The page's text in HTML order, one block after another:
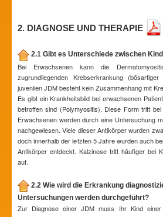
2. DIAGNOSE UND THERAPIE
2.1 Gibt es Unterschiede zwischen
Bei Erwachsenen kann die
zugrundliegenden Krebserkrankung
juvenilen JDM besteht kein Zusammenhang mit
Es gibt ein Krankheitsbild bei erwachsenen
betroffen sind (Polymyositis). Diese Form tritt
Erwachsenen werden durch eine Untersuchung
nachgewiesen. Viele dieser Antikörper wurden
doch innerhalb der letzten 5 Jahre wurden auch
Antikörper entdeckt. Kalzinose tritt häufiger bei
auf.
2.2 Wie wird die Erkrankung
Untersuchungen werden durchgeführt?
Zur Diagnose einer JDM muss Ihr Kind einer